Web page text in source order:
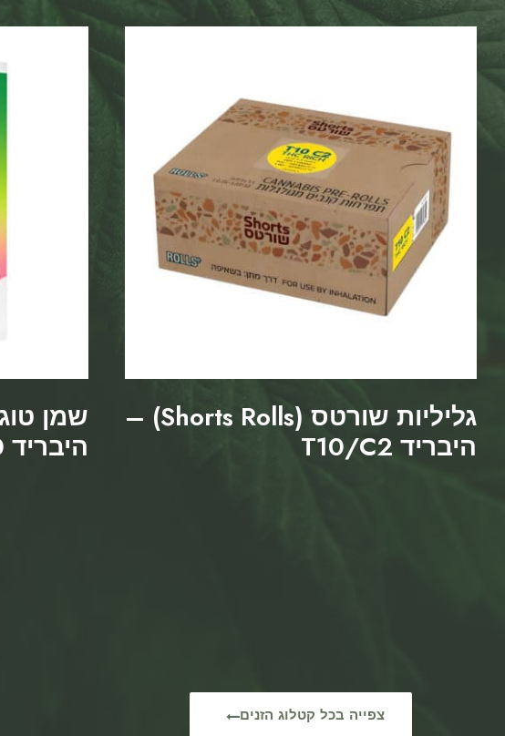
היבריד T0/C30
גליליות שורטס (Shorts Rolls) –
היבריד T10/C2
צפייה בכל קטלוג הזנים